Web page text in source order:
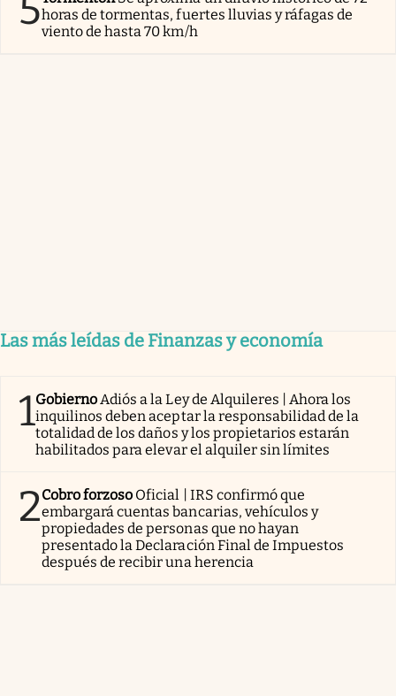
horas de tormentas, fuertes lluvias y ráfagas de
viento de hasta 70 km/h
Las más leídas de Finanzas y economía
1GobiernoAdiós a la Ley de Alquileres | Ahora los
inquilinos deben aceptar la responsabilidad de la
totalidad de los daños y los propietarios estarán
habilitados para elevar el alquiler sin límites
2Cobro forzoso Oficial | IRS confirmó que
embargará cuentas bancarias, vehículos y
propiedades de personas que no hayan
presentado la Declaración Final de Impuestos
después de recibir una herencia